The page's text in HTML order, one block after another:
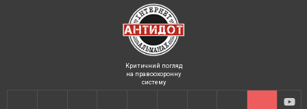
Критичний погляд
на правоохоронну
систему